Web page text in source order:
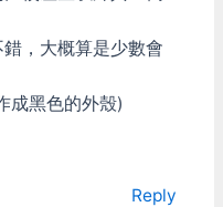
，大概算是少數會
成黑色的外殼)
Reply